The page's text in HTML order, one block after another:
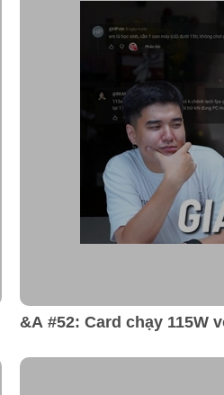
&A #52: Card chạy 115W